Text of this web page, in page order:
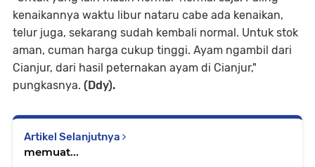
kenaikannya waktu libur nataru cabe ada kenaikan,
telur juga, sekarang sudah kembali normal. Untuk stok
aman, cuman harga cukup tinggi. Ayam ngambil dari
Cianjur, dari hasil peternakan ayam di Cianjur,"
pungkasnya. (Ddy).
Artikel Selanjutnya
memuat...